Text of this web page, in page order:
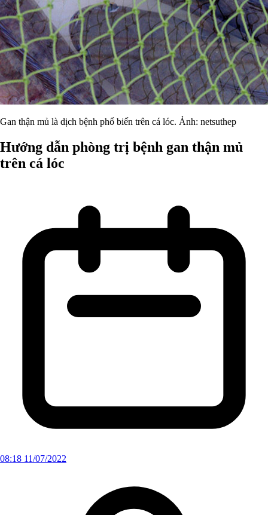
Gan thận mủ là dịch bệnh phổ biến trên cá lóc. Ảnh: netsuthep
Hướng dẫn phòng trị bệnh gan thận mủ
trên cá lóc
08:18 11/07/2022